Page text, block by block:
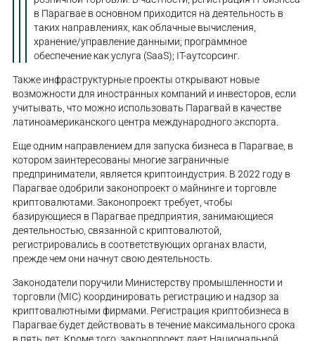
в Парагвае в основном приходится на деятельность в
таких направлениях, как облачные вычисления,
хранение/управление данными; программное
обеспечение как услуга (SaaS); IT-аутсорсинг.
Также инфраструктурные проекты открывают новые
возможности для иностранных компаний и инвесторов, если
учитывать, что можно использовать Парагвай в качестве
латиноамериканского центра международного экспорта.
Еще одним направлением для запуска бизнеса в Парагвае, в
котором заинтересованы многие заграничные
предприниматели, является криптоиндустрия. В 2022 году в
Парагвае одобрили законопроект о майнинге и торговле
криптовалютами. Законопроект требует, чтобы
базирующиеся в Парагвае предприятия, занимающиеся
деятельностью, связанной с криптовалютой,
регистрировались в соответствующих органах власти,
прежде чем они начнут свою деятельность.
Законодатели поручили Министерству промышленности и
торговли (MIC) координировать регистрацию и надзор за
криптовалютными фирмами. Регистрация криптобизнеса в
Парагвае будет действовать в течение максимального срока
в пять лет. Кроме того, законопроект дает Национальной